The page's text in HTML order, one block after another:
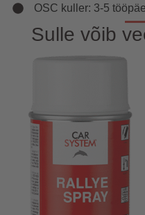
OSC kuller: 3-5
Sulle võib